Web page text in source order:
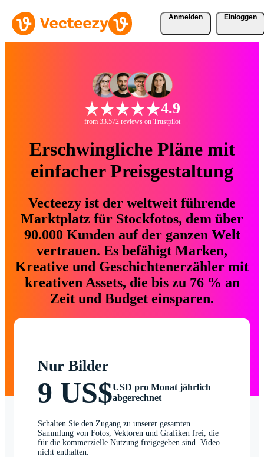
Anmelden Einloggen
4.9
from 33.572 reviews on Trustpilot
Erschwingliche Pläne mit
einfacher Preisgestaltung
Vecteezy ist der weltweit führende
Marktplatz für Stockfotos, dem über
90.000 Kunden auf der ganzen Welt
vertrauen. Es befähigt Marken,
Kreative und Geschichtenerzähler mit
kreativen Assets, die bis zu 76 % an
Zeit und Budget einsparen.
Nur Bilder
9 US$USD pro Monat jährlich
abgerechnet
Schalten Sie den Zugang zu unserer gesamten
Sammlung von Fotos, Vektoren und Grafiken frei, die
für die kommerzielle Nutzung freigegeben sind. Video
nicht enthalten.